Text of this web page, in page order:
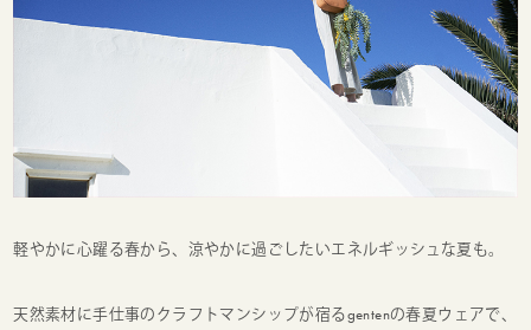
軽やかに心躍る春から、涼やかに過ごしたいエネルギッシュな夏も。
天然素材に手仕事のクラフトマンシップが宿るgentenの春夏ウェアで、